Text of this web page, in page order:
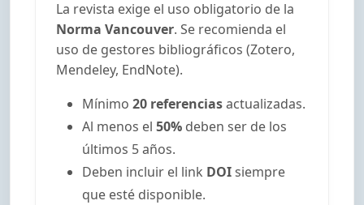
La revista exige el uso obligatorio de la
Norma Vancouver. Se recomienda el
uso de gestores bibliográficos (Zotero,
Mendeley, EndNote).
Mínimo 20 referenciasactualizadas.
Al menos el 50% deben ser de los
últimos 5 años.
Deben incluir el link DOIsiempre
que esté disponible.